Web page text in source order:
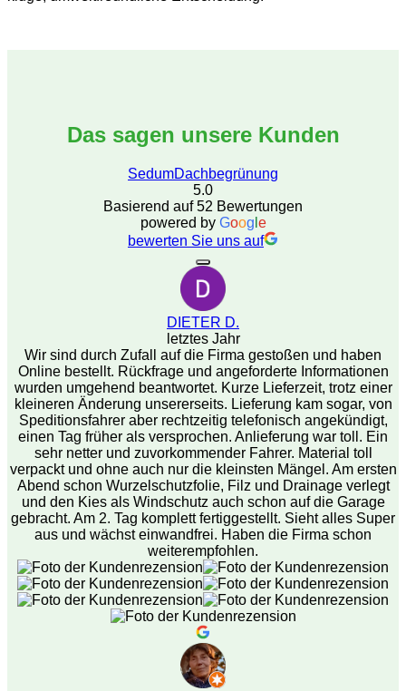
Das sagen unsere Kunden
SedumDachbegrünung
5.0
Basierend auf 52 Bewertungen
powered by Goog e
bewerten Sie uns auf
DIETER D.
letztes Jahr
Wir sind durch Zufall auf die Firma gestoßen und haben
Online bestellt. Rückfrage und angeforderte Informationen
wurden umgehend beantwortet. Kurze Lieferzeit, trotz einer
kleineren Änderung unsererseits. Lieferung kam sogar, von
Speditionsfahrer aber rechtzeitig telefonisch angekündigt,
einen Tag früher als versprochen. Anlieferung war toll. Ein
sehr netter und zuvorkommender Fahrer. Material toll
verpackt und ohne auch nur die kleinsten Mängel. Am ersten
Abend schon Wurzelschutzfolie, Filz und Drainage verlegt
und den Kies als Windschutz auch schon auf die Garage
gebracht. Am 2. Tag komplett fertiggestellt. Sieht alles Super
aus und wächst einwandfrei. Haben die Firma schon
weiterempfohlen.